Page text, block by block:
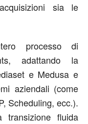
sia le
processo di
adattando la
e Medusa e
aziendali (come
Scheduling, ecc.).
transizione fluida